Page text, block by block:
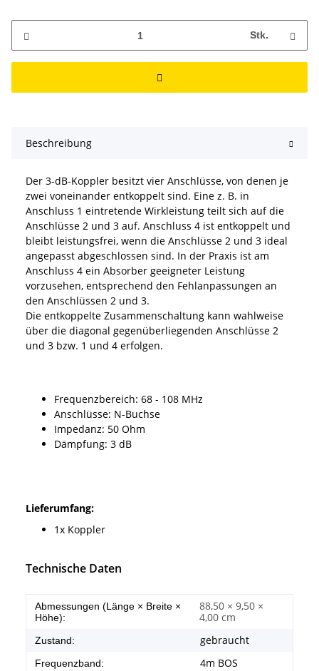
Stk.
Beschreibung
Der 3-dB-Koppler besitzt vier Anschlüsse, von denen je
zwei voneinander entkoppelt sind. Eine z. B. in
Anschluss 1 eintretende Wirkleistung teilt sich auf die
Anschlüsse 2 und 3 auf. Anschluss 4 ist entkoppelt und
bleibt leistungsfrei, wenn die Anschlüsse 2 und 3 ideal
angepasst abgeschlossen sind. In der Praxis ist am
Anschluss 4 ein Absorber geeigneter Leistung
vorzusehen, entsprechend den Fehlanpassungen an
den Anschlüssen 2 und 3.
Die entkoppelte Zusammenschaltung kann wahlweise
über die diagonal gegenüberliegenden Anschlüsse 2
und 3 bzw. 1 und 4 erfolgen.
Frequenzbereich: 68 - 108 MHz
Anschlüsse: N-Buchse
Impedanz: 50 Ohm
Dämpfung: 3 dB
Lieferumfang:
1x Koppler
Technische Daten
Abmessungen (Länge × Breite ×
Höhe):
88,50 × 9,50 ×
4,00 cm
Zustand: gebraucht
Frequenzband: 4m BOS